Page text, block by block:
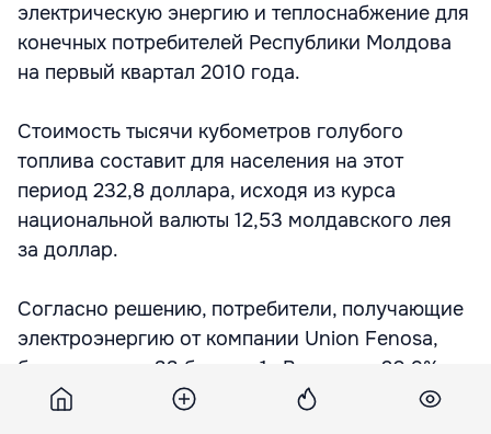
электрическую энергию и теплоснабжение для
конечных потребителей Республики Молдова
на первый квартал 2010 года.
Стоимость тысячи кубометров голубого
топлива составит для населения на этот
период 232,8 доллара, исходя из курса
национальной валюты 12,53 молдавского лея
за доллар.
Согласно решению, потребители, получающие
электроэнергию от компании Union Fenosa,
будут платить 33 бана за 1 кВт, или на 20,9%
больше, чем теперь.